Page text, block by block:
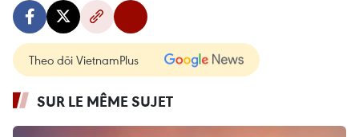
Theo dõi VietnamPlus
SUR LE MÊME SUJET